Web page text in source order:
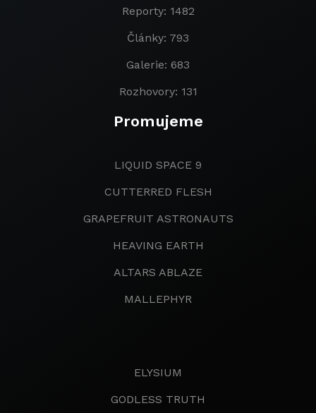
Reporty: 1482
Články: 793
Galerie: 683
Rozhovory: 131
Promujeme
LIQUID SPACE 9
CUTTERRED FLESH
GRAPEFRUIT ASTRONAUTS
HEAVING EARTH
ALTARS ABLAZE
MALLEPHYR
ELYSIUM
GODLESS TRUTH